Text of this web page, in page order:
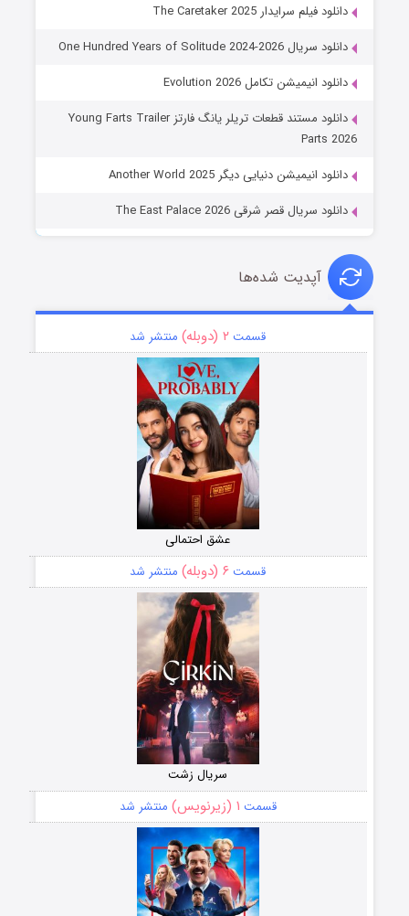
دانلود فیلم سرایدار The Caretaker 2025
دانلود سریال One Hundred Years of Solitude 2024-2026
دانلود انیمیشن تکامل Evolution 2026
دانلود مستند قطعات تریلر یانگ فارتز Young Farts Trailer
Parts 2026
دانلود انیمیشن دنیایی دیگر Another World 2025
دانلود سریال قصر شرقی The East Palace 2026
آپدیت شده‌ها
قسمت ۲ (دوبله) منتشر شد
عشق احتمالی
قسمت ۶ (دوبله) منتشر شد
سریال زشت
قسمت ۱ (زیرنویس) منتشر شد